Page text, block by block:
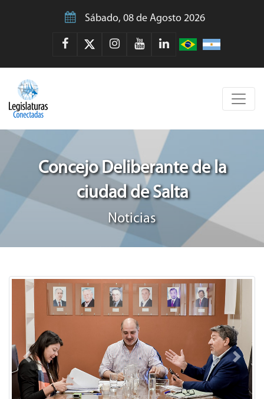
Sábado, 08 de Agosto 2026
Concejo Deliberante de la
ciudad de Salta
Noticias
Previous Next